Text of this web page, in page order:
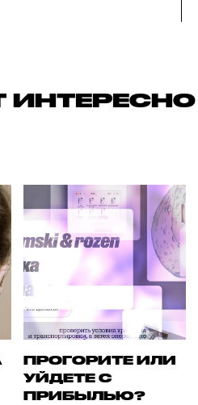
ИНТЕРЕСНО
ПРОГОРИТЕ ИЛИ
УЙДЕТЕ С
ПРИБЫЛЬЮ?